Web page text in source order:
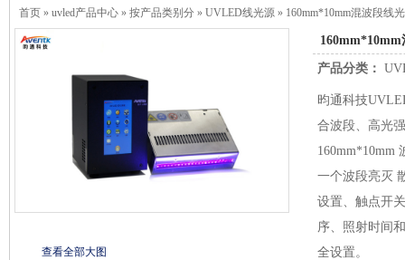
首页 » uvled产品中心 » 按产品类别分 » UVLED线光源 » 160mm*10mm混波段线
查看全部大图
产品分类：
昀通科技
合波段、高光
160mm*10mm
一个波段亮灭
设置、触点开
序、照射时间
全设置。